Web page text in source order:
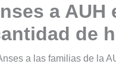
a AUH
de
a las familias de la